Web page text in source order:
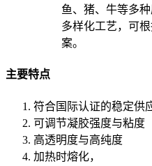
鱼、猪、牛等多
多样化工艺，可
案。
主要特点
符合国际认证的稳定供
可调节凝胶强度与粘度
高透明度与高纯度
加热时熔化，